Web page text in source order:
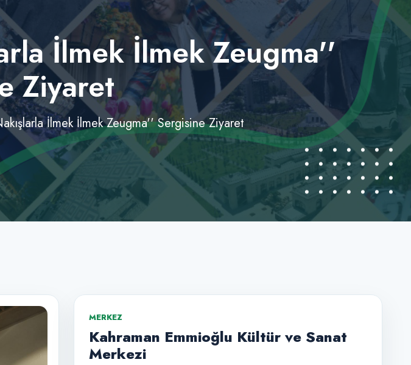
İlmek İlmek Zeugma''
Ziyaret
İlmek İlmek Zeugma'' Sergisine Ziyaret
MERKEZ
Kahraman Emmioğlu Kültür ve Sanat
Merkezi